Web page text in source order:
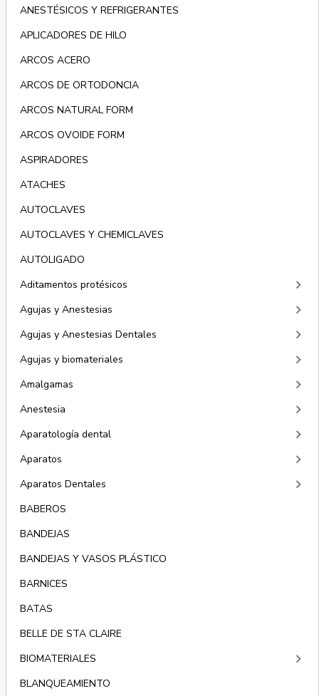
ANESTÉSICOS Y REFRIGERANTES
APLICADORES DE HILO
ARCOS ACERO
ARCOS DE ORTODONCIA
ARCOS NATURAL FORM
ARCOS OVOIDE FORM
ASPIRADORES
ATACHES
AUTOCLAVES
AUTOCLAVES Y CHEMICLAVES
AUTOLIGADO
Aditamentos protésicos
keyboard_arrow_right
Agujas y Anestesias keyboard_arrow_right
Agujas y Anestesias Dentales keyboard_arrow_right
Agujas y biomateriales keyboard_arrow_right
Amalgamas keyboard_arrow_right
Anestesia keyboard_arrow_right
Aparatología dental keyboard_arrow_right
Aparatos keyboard_arrow_right
Aparatos Dentales keyboard_arrow_right
BABEROS
BANDEJAS
BANDEJAS Y VASOS PLÁSTICO
BARNICES
BATAS
BELLE DE STA CLAIRE
BIOMATERIALES
keyboard_arrow_right
BLANQUEAMIENTO